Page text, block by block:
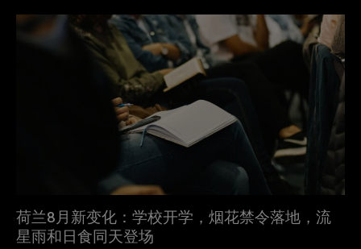
荷兰8月新变化：学校开学，烟花禁令落地，流
星雨和日食同天登场